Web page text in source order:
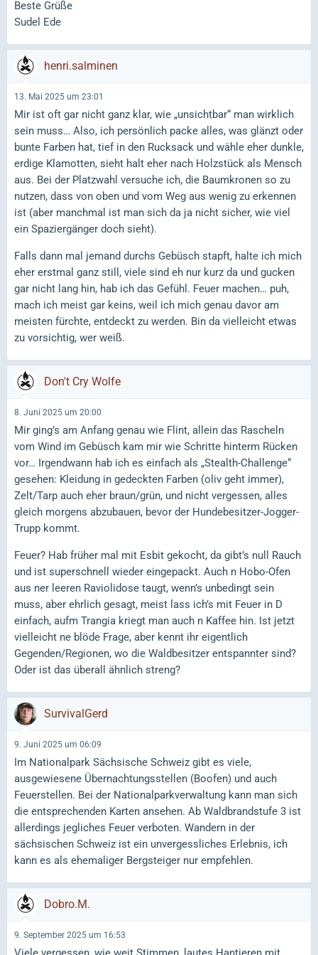
Beste Grüße
Sudel Ede
henri.salminen
13. Mai 2025 um 23:01
Mir ist oft gar nicht ganz klar, wie „unsichtbar“ man wirklich
sein muss… Also, ich persönlich packe alles, was glänzt oder
bunte Farben hat, tief in den Rucksack und wähle eher dunkle,
erdige Klamotten, sieht halt eher nach Holzstück als Mensch
aus. Bei der Platzwahl versuche ich, die Baumkronen so zu
nutzen, dass von oben und vom Weg aus wenig zu erkennen
ist (aber manchmal ist man sich da ja nicht sicher, wie viel
ein Spaziergänger doch sieht).
Falls dann mal jemand durchs Gebüsch stapft, halte ich mich
eher erstmal ganz still, viele sind eh nur kurz da und gucken
gar nicht lang hin, hab ich das Gefühl. Feuer machen… puh,
mach ich meist gar keins, weil ich mich genau davor am
meisten fürchte, entdeckt zu werden. Bin da vielleicht etwas
zu vorsichtig, wer weiß.
Don't Cry Wolfe
8. Juni 2025 um 20:00
Mir ging’s am Anfang genau wie Flint, allein das Rascheln
vom Wind im Gebüsch kam mir wie Schritte hinterm Rücken
vor… Irgendwann hab ich es einfach als „Stealth-Challenge“
gesehen: Kleidung in gedeckten Farben (oliv geht immer),
Zelt/Tarp auch eher braun/grün, und nicht vergessen, alles
gleich morgens abzubauen, bevor der Hundebesitzer-Jogger-
Trupp kommt.
Feuer? Hab früher mal mit Esbit gekocht, da gibt’s null Rauch
und ist superschnell wieder eingepackt. Auch n Hobo-Ofen
aus ner leeren Raviolidose taugt, wenn’s unbedingt sein
muss, aber ehrlich gesagt, meist lass ich’s mit Feuer in D
einfach, aufm Trangia kriegt man auch n Kaffee hin. Ist jetzt
vielleicht ne blöde Frage, aber kennt ihr eigentlich
Gegenden/Regionen, wo die Waldbesitzer entspannter sind?
Oder ist das überall ähnlich streng?
SurvivalGerd
9. Juni 2025 um 06:09
Im Nationalpark Sächsische Schweiz gibt es viele,
ausgewiesene Übernachtungsstellen (Boofen) und auch
Feuerstellen. Bei der Nationalparkverwaltung kann man sich
die entsprechenden Karten ansehen. Ab Waldbrandstufe 3 ist
allerdings jegliches Feuer verboten. Wandern in der
sächsischen Schweiz ist ein unvergessliches Erlebnis, ich
kann es als ehemaliger Bergsteiger nur empfehlen.
Dobro.M.
9. September 2025 um 16:53